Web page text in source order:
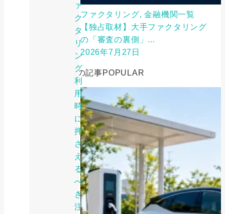
ァ
ク
タ
リ
ン
グ
利
用
時
に
押
さ
え
る
べ
き
注
ファクタリング, 金融機関一覧
【独占取材】大手ファクタリング
の「審査の裏側」...
2026年7月27日
人気の記事POPULAR